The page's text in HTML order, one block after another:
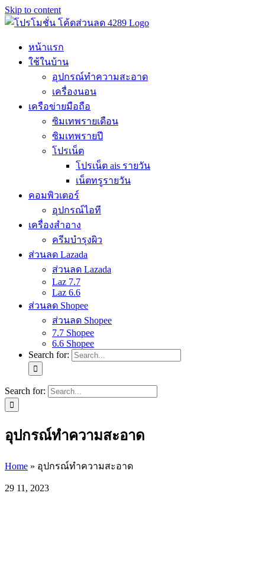
Skip to content
หน้าแรก
ใช้ในบ้าน
อุปกรณ์ทำความสะอาด
เครื่องนอน
เครือข่ายมือถือ
ซิมเทพรายเดือน
ซิมเทพรายปี
โปรเน็ต
โปรเน็ต ais รายวัน
เน็ตทรูรายวัน
คอมพิวเตอร์
อุปกรณ์ไอที
เครื่องสำอาง
ครีมบำรุงผิว
ส่วนลด Lazada
ส่วนลด Lazada
Laz 7.7
Laz 6.6
ส่วนลด Shopee
ส่วนลด Shopee
7.7 Shopee
6.6 Shopee
Search for:
Search for:
อุปกรณ์ทำความสะอาด
Home » อุปกรณ์ทำความสะอาด
29 11, 2023